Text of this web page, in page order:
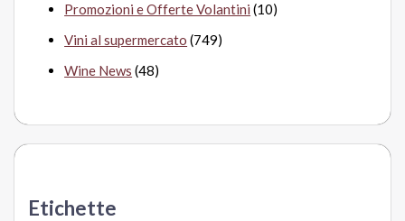
Promozioni e Offerte Volantini (10)
Vini al supermercato (749)
Wine News (48)
Etichette